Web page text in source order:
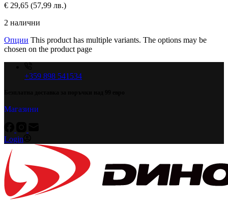
€ 29,65 (57,99 лв.)
2 налични
Опции This product has multiple variants. The options may be
chosen on the product page
+359 898 541534
Магазини
Login